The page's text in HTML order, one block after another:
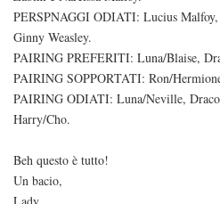
PERSPNAGGI ODIATI: Lucius Malfoy,
Ginny Weasley.
PAIRING PREFERITI: Luna/Blaise,
PAIRING SOPPORTATI: Ron/
PAIRING ODIATI: Luna/Neville,
Harry/Cho.
Beh questo è tutto!
Un bacio,